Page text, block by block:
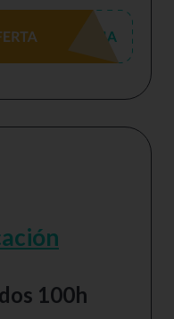
100h